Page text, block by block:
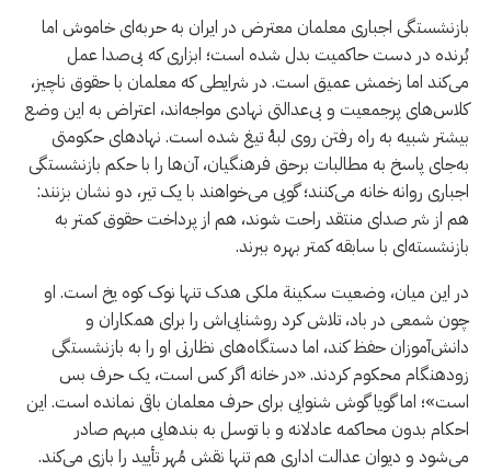
بازنشستگی اجباری معلمان معترض در ایران به حربه‌ای خاموش اما
بُرنده در دست حاکمیت بدل شده است؛ ابزاری که بی‌صدا عمل
می‌کند اما زخمش عمیق است. در شرایطی که معلمان با حقوق ناچیز،
کلاس‌های پرجمعیت و بی‌عدالتی نهادی مواجه‌اند، اعتراض به این وضع
بیشتر شبیه به راه رفتن روی لبهٔ تیغ شده است. نهادهای حکومتی
به‌جای پاسخ به مطالبات برحق فرهنگیان، آن‌ها را با حکم بازنشستگی
اجباری روانه خانه می‌کنند؛ گویی می‌خواهند با یک تیر، دو نشان بزنند:
هم از شر صدای منتقد راحت شوند، هم از پرداخت حقوق کمتر به
بازنشسته‌ای با سابقه کمتر بهره ببرند.
در این میان، وضعیت سكينة ملکی هدک تنها نوک کوه یخ است. او
چون شمعی در باد، تلاش کرد روشنایی‌اش را برای همکاران و
دانش‌آموزان حفظ کند، اما دستگاه‌های نظارتی او را به بازنشستگی
زودهنگام محکوم کردند. «در خانه اگر کس است، یک حرف بس
است»؛ اما گویا گوش شنوایی برای حرف معلمان باقی نمانده است. این
احکام بدون محاکمه عادلانه و با توسل به بندهایی مبهم صادر
می‌شود و دیوان عدالت اداری هم تنها نقش مُهر تأیید را بازی می‌کند.